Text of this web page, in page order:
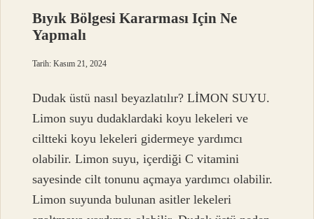
Bıyık Bölgesi Kararması Için Ne
Yapmalı
Tarih: Kasım 21, 2024
Dudak üstü nasıl beyazlatılır? LİMON SUYU.
Limon suyu dudaklardaki koyu lekeleri ve
ciltteki koyu lekeleri gidermeye yardımcı
olabilir. Limon suyu, içerdiği C vitamini
sayesinde cilt tonunu açmaya yardımcı olabilir.
Limon suyunda bulunan asitler lekeleri